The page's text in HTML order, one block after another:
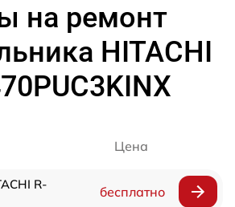
на ремонт
HITACHI
Цена
R-
бесплатно